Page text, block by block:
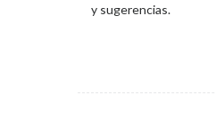
y sugerencias.